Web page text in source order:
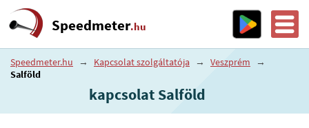
Speedmeter.hu
Speedmeter.hu → Kapcsolat szolgáltatója → Veszprém
→
Salföld
kapcsolat Salföld